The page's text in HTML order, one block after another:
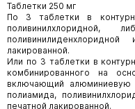
Таблетки 250 мг
По 3 таблетки в
поливинилхлоридной,
лакированной.
Или по 3 таблетки в
комбинированного на
включающий алюминиевую
полиамида,
печатной лакированной.